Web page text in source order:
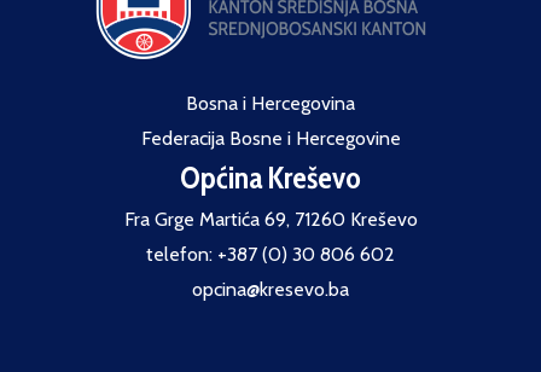
Bosna i Hercegovina
Federacija Bosne i Hercegovine
Općina Kreševo
Fra Grge Martića 69, 71260 Kreševo
telefon: +387 (0) 30 806 602
opcina@kresevo.ba